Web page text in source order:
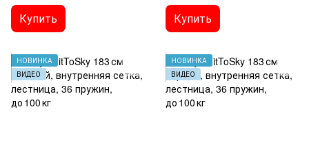
Купить Купить
НОВИНКА
ВИДЕО
НОВИНКА
ВИДЕО